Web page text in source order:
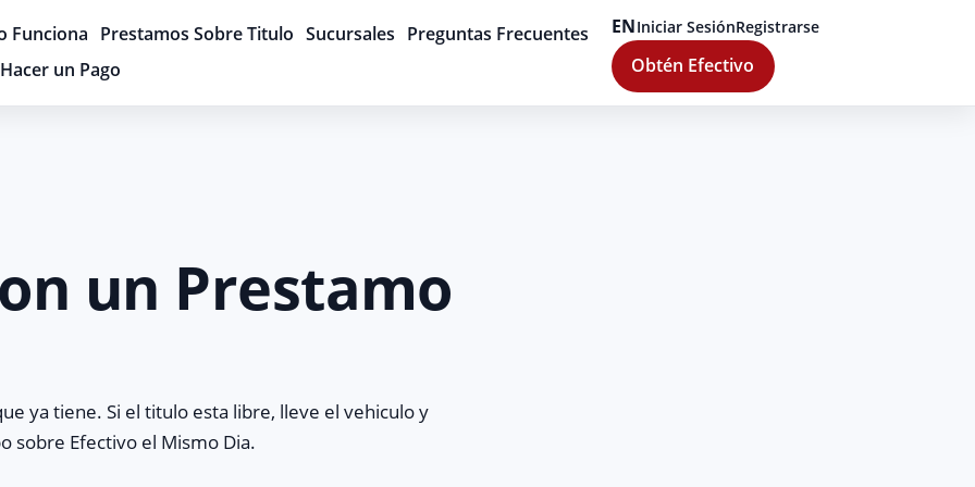
Funciona Prestamos Sobre Titulo Sucursales Preguntas Frecuentes
Hacer un Pago
ENIniciar SesiónRegistrarse
Obtén Efectivo
un Prestamo
ya tiene. Si el titulo esta libre, lleve el vehiculo y
sobre Efectivo el Mismo Dia.